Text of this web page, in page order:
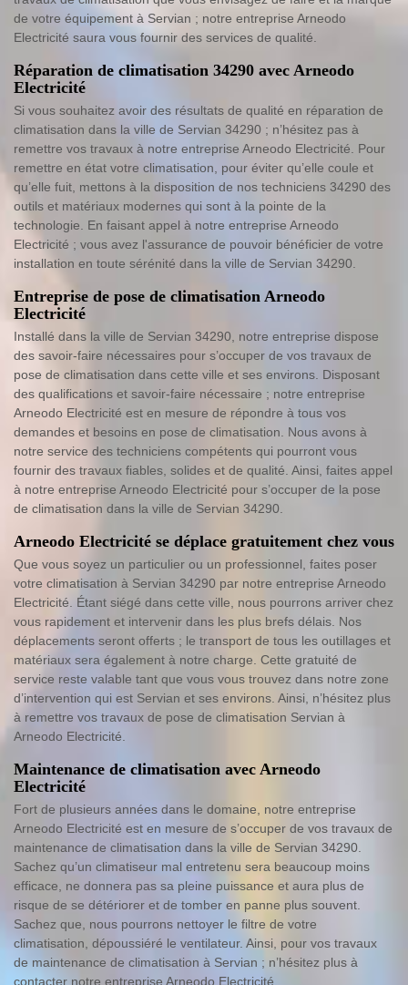
de votre équipement à Servian ; notre entreprise Arneodo
Electricité saura vous fournir des services de qualité.
Réparation de climatisation 34290 avec Arneodo
Electricité
Si vous souhaitez avoir des résultats de qualité en réparation de
climatisation dans la ville de Servian 34290 ; n’hésitez pas à
remettre vos travaux à notre entreprise Arneodo Electricité. Pour
remettre en état votre climatisation, pour éviter qu’elle coule et
qu’elle fuit, mettons à la disposition de nos techniciens 34290 des
outils et matériaux modernes qui sont à la pointe de la
technologie. En faisant appel à notre entreprise Arneodo
Electricité ; vous avez l'assurance de pouvoir bénéficier de votre
installation en toute sérénité dans la ville de Servian 34290.
Entreprise de pose de climatisation Arneodo
Electricité
Installé dans la ville de Servian 34290, notre entreprise dispose
des savoir-faire nécessaires pour s’occuper de vos travaux de
pose de climatisation dans cette ville et ses environs. Disposant
des qualifications et savoir-faire nécessaire ; notre entreprise
Arneodo Electricité est en mesure de répondre à tous vos
demandes et besoins en pose de climatisation. Nous avons à
notre service des techniciens compétents qui pourront vous
fournir des travaux fiables, solides et de qualité. Ainsi, faites appel
à notre entreprise Arneodo Electricité pour s’occuper de la pose
de climatisation dans la ville de Servian 34290.
Arneodo Electricité se déplace gratuitement chez vous
Que vous soyez un particulier ou un professionnel, faites poser
votre climatisation à Servian 34290 par notre entreprise Arneodo
Electricité. Étant siégé dans cette ville, nous pourrons arriver chez
vous rapidement et intervenir dans les plus brefs délais. Nos
déplacements seront offerts ; le transport de tous les outillages et
matériaux sera également à notre charge. Cette gratuité de
service reste valable tant que vous vous trouvez dans notre zone
d’intervention qui est Servian et ses environs. Ainsi, n’hésitez plus
à remettre vos travaux de pose de climatisation Servian à
Arneodo Electricité.
Maintenance de climatisation avec Arneodo
Electricité
Fort de plusieurs années dans le domaine, notre entreprise
Arneodo Electricité est en mesure de s’occuper de vos travaux de
maintenance de climatisation dans la ville de Servian 34290.
Sachez qu’un climatiseur mal entretenu sera beaucoup moins
efficace, ne donnera pas sa pleine puissance et aura plus de
risque de se détériorer et de tomber en panne plus souvent.
Sachez que, nous pourrons nettoyer le filtre de votre
climatisation, dépoussiéré le ventilateur. Ainsi, pour vos travaux
de maintenance de climatisation à Servian ; n’hésitez plus à
contacter notre entreprise Arneodo Electricité.